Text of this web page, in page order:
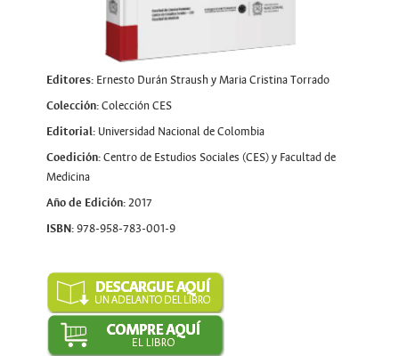
Editores:Ernesto Durán Straush y Maria Cristina Torrado
Colección:Colección CES
Editorial:Universidad Nacional de Colombia
Coedición:Centro de Estudios Sociales (CES) y Facultad de
Medicina
Año de Edición:2017
ISBN:978-958-783-001-9